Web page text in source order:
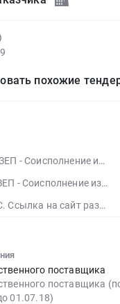
похожие
Решение о ЗЕП - Соисполнение измерения температур ЯГРЭС-2
Протокол ЗЕП - Соисполнение измерения температур ЯГРЭС-2
223-ФЗ ЕИС. Ссылка на сайт размещения тендера #30556683704.doc
поставщика
поставщика
01.07.18)